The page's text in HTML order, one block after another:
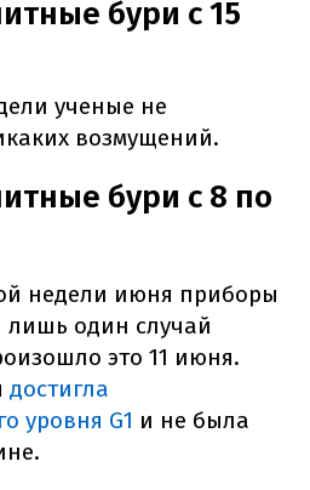
бури с 15
ученые не
возмущений.
бури с 8 по
недели июня приборы
один случай
это 11 июня.
достигла
уровня G1 и не была